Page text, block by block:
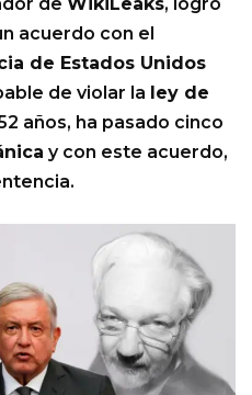
acuerdo con el
de Estados Unidos
de violar la ley de
años, ha pasado cinco
y con este acuerdo,